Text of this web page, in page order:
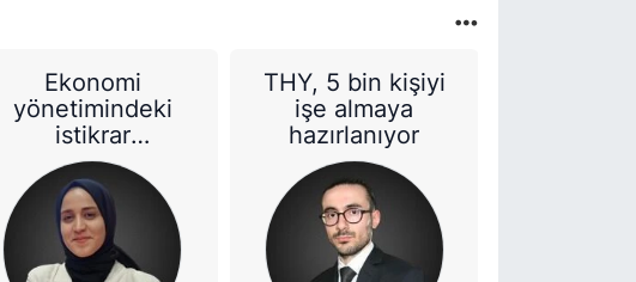
Ekonomi
yönetimindeki
istikrar
meyvelerini
veriyor: Moody’s
Türkiye’nin kredi
notunu
yükseltti!
THY, 5 bin kişiyi
işe almaya
hazırlanıyor